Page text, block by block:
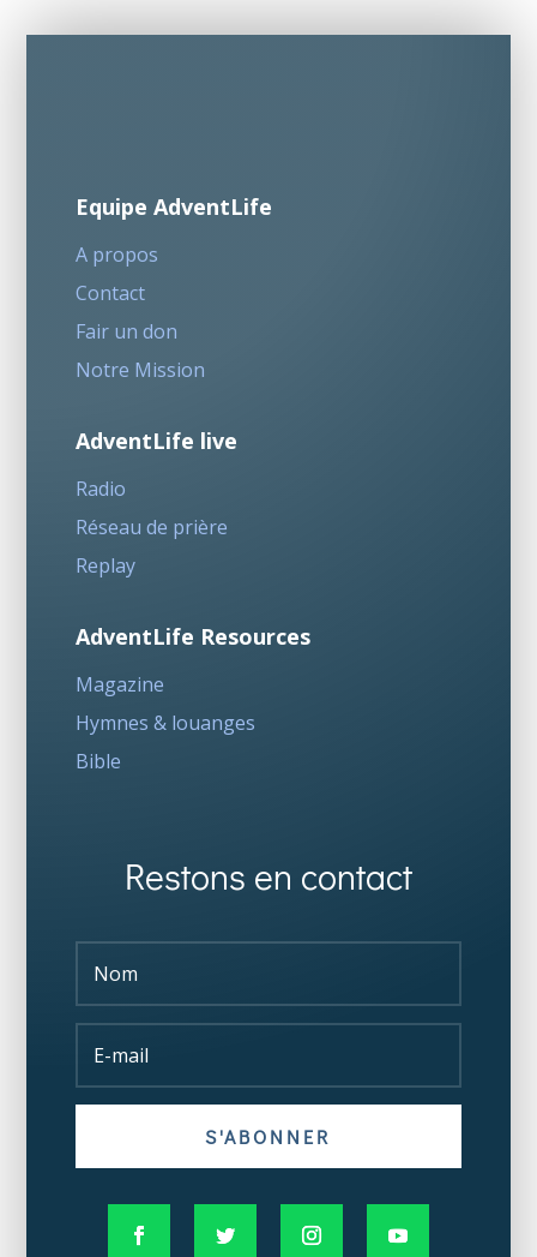
Equipe AdventLife
A propos
Contact
Fair un don
Notre Mission
AdventLife live
Radio
Réseau de prière
Replay
AdventLife Resources
Magazine
Hymnes & louanges
Bible
Restons en contact
S'ABONNER